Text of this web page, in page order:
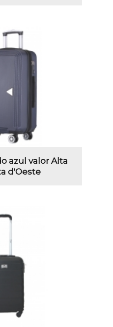
azul valor Alta
d'Oeste